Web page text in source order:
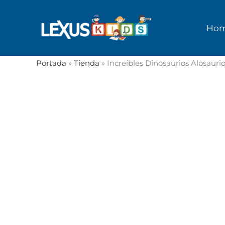
Portada » Tienda » Increíbles Dinosaurios Alosaurio